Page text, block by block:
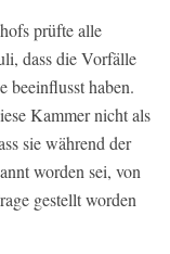
prüfte alle
dass die Vorfälle
beeinflusst haben.
Kammer nicht als
sie während der
worden sei, von
gestellt worden